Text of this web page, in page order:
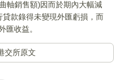
軸銷售額)因而於期內大幅減
款錄得未變現外匯虧損，而
匯收益。
交所原文